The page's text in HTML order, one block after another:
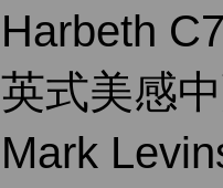
Harbeth
英式美感
Mark